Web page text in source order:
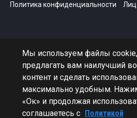
Политика конфиденциальности
Мы используем файлы
предлагать вам наилучший
контент и сделать
максимально удобным.
«Ок» и продолжая
соглашаетесь с Политикой